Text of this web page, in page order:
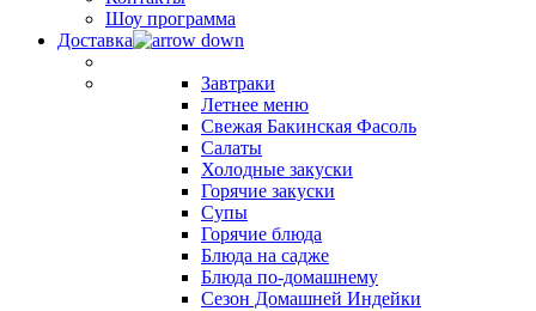
Шоу программа
Доставка
Завтраки
Летнее меню
Свежая Бакинская Фасоль
Салаты
Холодные закуски
Горячие закуски
Супы
Горячие блюда
Блюда на садже
Блюда по-домашнему
Сезон Домашней Индейки